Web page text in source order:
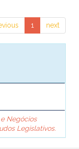
1 next
Negócios
Legislativos.